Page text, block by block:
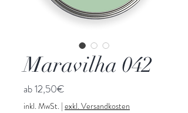
Maravilha 042
ab12,50€
Preis
inkl. MwSt. | exkl. Versandkosten